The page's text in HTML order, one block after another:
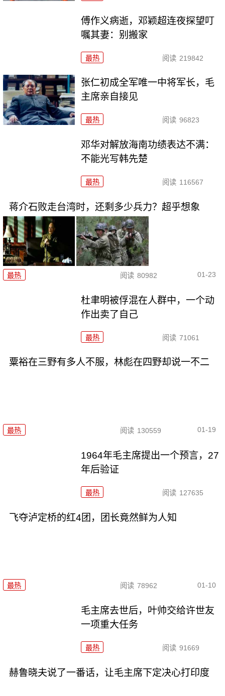
傅作义病逝，邓颖超连夜探望叮
嘱其妻：别搬家
最热 阅读 219842
张仁初成全军唯一中将军长，毛
主席亲自接见
最热 阅读 96823
邓华对解放海南功绩表达不满：
不能光写韩先楚
最热 阅读 116567
蒋介石败走台湾时，还剩多少兵力？超乎想象
最热 阅读 80982 01-23
杜聿明被俘混在人群中，一个动
作出卖了自己
最热 阅读 71061
粟裕在三野有多人不服，林彪在四野却说一不二
最热 阅读 130559 01-19
1964年毛主席提出一个预言，27
年后验证
最热 阅读 127635
飞夺泸定桥的红4团，团长竟然鲜为人知
最热 阅读 78962 01-10
毛主席去世后，叶帅交给许世友
一项重大任务
最热 阅读 91669
赫鲁晓夫说了一番话，让毛主席下定决心打印度